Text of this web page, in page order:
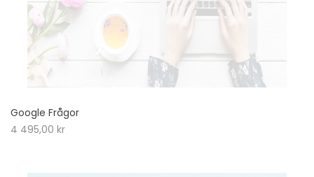
Google Frågor
4 495,00 kr